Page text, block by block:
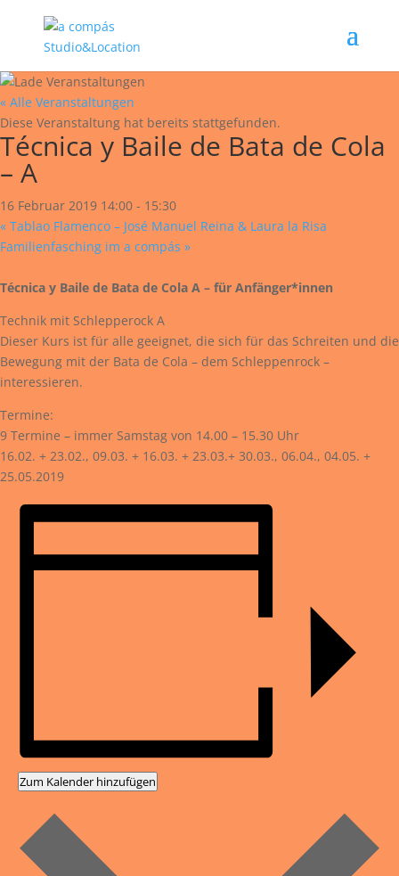
« Alle Veranstaltungen
Diese Veranstaltung hat bereits stattgefunden.
Técnica y Baile de Bata de Cola
– A
16 Februar 2019 14:00 - 15:30
« Tablao Flamenco – José Manuel Reina & Laura la Risa
Familienfasching im a compás »
Técnica y Baile de Bata de Cola A – für Anfänger*innen
Technik mit Schlepperock A
Dieser Kurs ist für alle geeignet, die sich für das Schreiten und die
Bewegung mit der Bata de Cola – dem Schleppenrock –
interessieren.
Termine:
9 Termine – immer Samstag von 14.00 – 15.30 Uhr
16.02. + 23.02., 09.03. + 16.03. + 23.03.+ 30.03., 06.04., 04.05. +
25.05.2019
Zum Kalender hinzufügen